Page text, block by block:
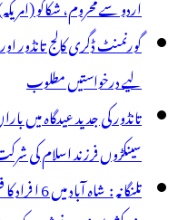
گورنمنٹ ڈگری کالج تانڈور
لیے درخواستیں مطلوب
تانڈور کی جدید عیدگاہ میں
سینکڑوں فرزند اسلام کی
تلنگانہ :